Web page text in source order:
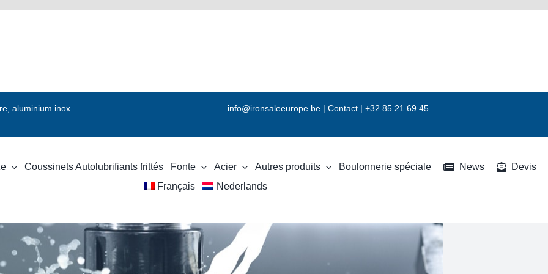
aluminium inox info@ironsaleeurope.be| Contact | +32 85 21 69 45
Coussinets Autolubrifiants frittés Fonte Acier Autres produits Boulonnerie spéciale News
Devis
Français
Nederlands